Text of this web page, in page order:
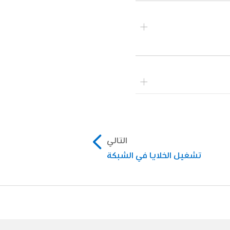
التالي
تشغيل الخلايا في الشبكة